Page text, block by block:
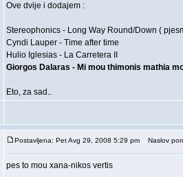
Ove dvije i dodajem :
Stereophonics - Long Way Round/Down (
Cyndi Lauper - Time after time
Hulio Iglesias - La Carretera II
Giorgos Dalaras - Mi mou thimonis mathia
Eto, za sad..
Postavljena: Pet Avg 29, 2008 5:29 pm Naslov
pes to mou xana-nikos vertis